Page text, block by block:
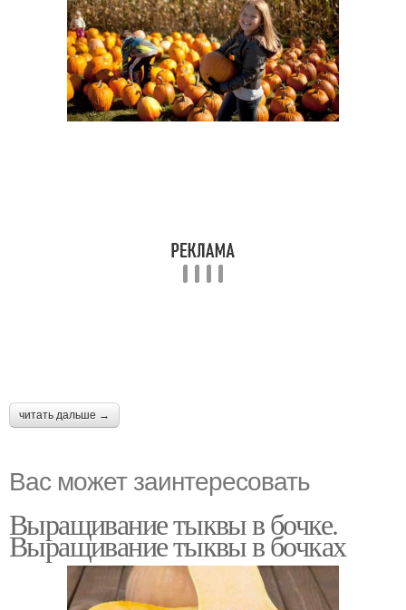
читать дальше →
Вас может заинтересовать
Выращивание тыквы в бочке.
Выращивание тыквы в бочках